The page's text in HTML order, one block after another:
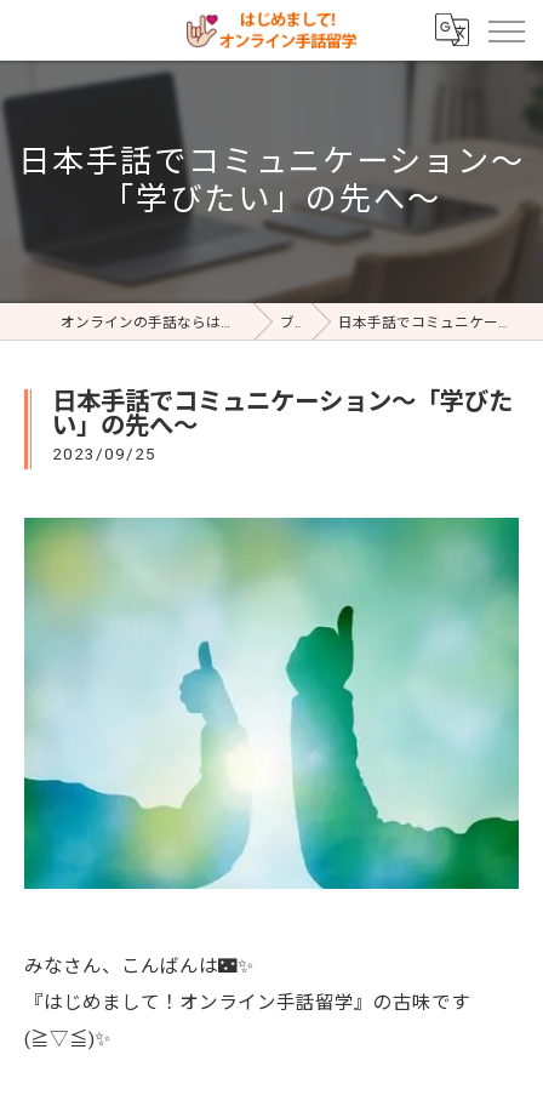
日本手話でコミュニケーション～
「学びたい」の先へ～
オンラインの手話ならはじめまして!オンライン手話留学 ブログ 日本手話でコミュニケーション～「学びたい」の先へ～
日本手話でコミュニケーション～「学びた
い」の先へ～
2023/09/25
みなさん、こんばんは🌃✨
『はじめまして！オンライン手話留学』の古味です
(≧▽≦)✨